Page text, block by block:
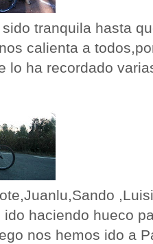
tranquila hasta
calienta a
lo ha recordado
,Juanlu,Sando ,
ido haciendo hueco
nos hemos ido a